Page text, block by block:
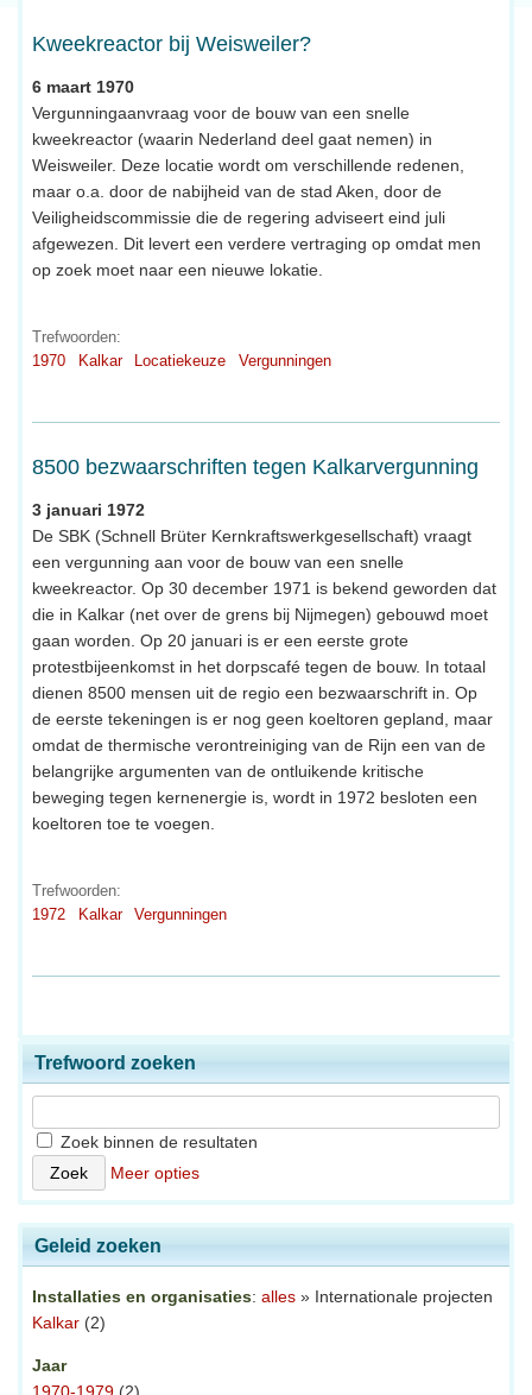
Kweekreactor bij Weisweiler?
6 maart 1970
Vergunningaanvraag voor de bouw van een snelle
kweekreactor (waarin Nederland deel gaat nemen) in
Weisweiler. Deze locatie wordt om verschillende redenen,
maar o.a. door de nabijheid van de stad Aken, door de
Veiligheidscommissie die de regering adviseert eind juli
afgewezen. Dit levert een verdere vertraging op omdat men
op zoek moet naar een nieuwe lokatie.
Trefwoorden:
1970
Kalkar Locatiekeuze Vergunningen
8500 bezwaarschriften tegen Kalkarvergunning
3 januari 1972
De SBK (Schnell Brüter Kernkraftswerkgesellschaft) vraagt
een vergunning aan voor de bouw van een snelle
kweekreactor. Op 30 december 1971 is bekend geworden dat
die in Kalkar (net over de grens bij Nijmegen) gebouwd moet
gaan worden. Op 20 januari is er een eerste grote
protestbijeenkomst in het dorpscafé tegen de bouw. In totaal
dienen 8500 mensen uit de regio een bezwaarschrift in. Op
de eerste tekeningen is er nog geen koeltoren gepland, maar
omdat de thermische verontreiniging van de Rijn een van de
belangrijke argumenten van de ontluikende kritische
beweging tegen kernenergie is, wordt in 1972 besloten een
koeltoren toe te voegen.
Trefwoorden:
1972
Kalkar Vergunningen
Trefwoord zoeken
Zoek binnen de resultaten
Meer opties
Geleid zoeken
Installaties en organisaties: alles » Internationale projecten
Kalkar (2)
Jaar